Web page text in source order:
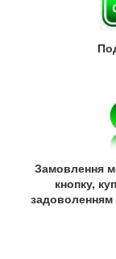
Замовлення
кнопку,